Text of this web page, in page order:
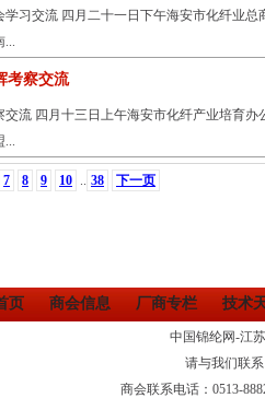
习交流 四月二十一日下午海安市化纤业
...
考察交流
流 四月十三日上午海安市化纤产业培育
...
7 8 9 10 .. 38 下一页
页 商会信息 厂商专栏 技术
中国锦纶网-江
请与我们联
商会联系电话：0513-